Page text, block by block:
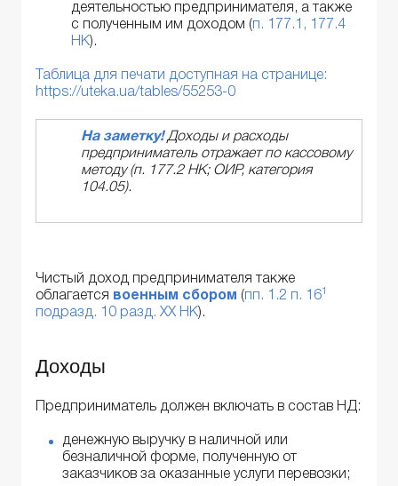
деятельностью предпринимателя, а также
с полученным им доходом ( п. 177.1, 177.4
НК).
Таблица для печати доступная на странице:
https://uteka.ua/tables/55253-0
На заметку!Доходы и расходы
предприниматель отражает по кассовому
методу (п. 177.2 НК; ОИР, категория
104.05).
Чистый доход предпринимателя также
облагается военным сбором (пп. 1.2 п. 161
подразд. 10 разд. ХХ НК).
Доходы
Предприниматель должен включать в состав НД:
денежную выручку в наличной или
безналичной форме, полученную от
заказчиков за оказанные услуги перевозки;